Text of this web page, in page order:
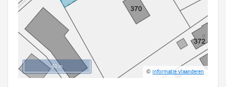
50 m
©Informatie Vlaanderen